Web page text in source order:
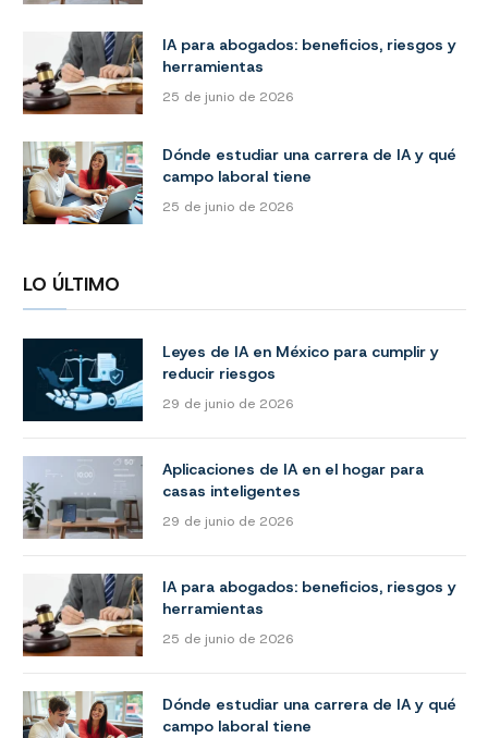
IA para abogados: beneficios, riesgos y
herramientas
25 de junio de 2026
Dónde estudiar una carrera de IA y qué
campo laboral tiene
25 de junio de 2026
LO ÚLTIMO
Leyes de IA en México para cumplir y
reducir riesgos
29 de junio de 2026
Aplicaciones de IA en el hogar para
casas inteligentes
29 de junio de 2026
IA para abogados: beneficios, riesgos y
herramientas
25 de junio de 2026
Dónde estudiar una carrera de IA y qué
campo laboral tiene